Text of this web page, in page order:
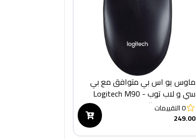
ماوس يو اس بي متوافق مع بي
سي و لاب توب - Logitech M90
(910-001793)
0التقييمات
249.00